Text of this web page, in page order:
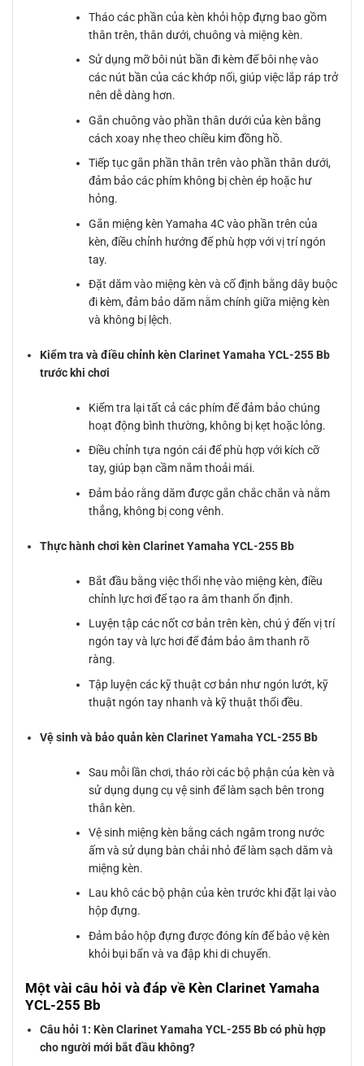
Tháo các phần của kèn khỏi hộp đựng bao gồm
thân trên, thân dưới, chuông và miệng kèn.
Sử dụng mỡ bôi nút bần đi kèm để bôi nhẹ vào
các nút bần của các khớp nối, giúp việc lắp ráp trở
nên dễ dàng hơn.
Gắn chuông vào phần thân dưới của kèn bằng
cách xoay nhẹ theo chiều kim đồng hồ.
Tiếp tục gắn phần thân trên vào phần thân dưới,
đảm bảo các phím không bị chèn ép hoặc hư
hỏng.
Gắn miệng kèn Yamaha 4C vào phần trên của
kèn, điều chỉnh hướng để phù hợp với vị trí ngón
tay.
Đặt dăm vào miệng kèn và cố định bằng dây buộc
đi kèm, đảm bảo dăm nằm chính giữa miệng kèn
và không bị lệch.
Kiểm tra và điều chỉnh kèn Clarinet Yamaha YCL-255 Bb
trước khi chơi
Kiểm tra lại tất cả các phím để đảm bảo chúng
hoạt động bình thường, không bị kẹt hoặc lỏng.
Điều chỉnh tựa ngón cái để phù hợp với kích cỡ
tay, giúp bạn cầm nắm thoải mái.
Đảm bảo rằng dăm được gắn chắc chắn và nằm
thẳng, không bị cong vênh.
Thực hành chơi kèn Clarinet Yamaha YCL-255 Bb
Bắt đầu bằng việc thổi nhẹ vào miệng kèn, điều
chỉnh lực hơi để tạo ra âm thanh ổn định.
Luyện tập các nốt cơ bản trên kèn, chú ý đến vị trí
ngón tay và lực hơi để đảm bảo âm thanh rõ
ràng.
Tập luyện các kỹ thuật cơ bản như ngón lướt, kỹ
thuật ngón tay nhanh và kỹ thuật thổi đều.
Vệ sinh và bảo quản kèn Clarinet Yamaha YCL-255 Bb
Sau mỗi lần chơi, tháo rời các bộ phận của kèn và
sử dụng dụng cụ vệ sinh để làm sạch bên trong
thân kèn.
Vệ sinh miệng kèn bằng cách ngâm trong nước
ấm và sử dụng bàn chải nhỏ để làm sạch dăm và
miệng kèn.
Lau khô các bộ phận của kèn trước khi đặt lại vào
hộp đựng.
Đảm bảo hộp đựng được đóng kín để bảo vệ kèn
khỏi bụi bẩn và va đập khi di chuyển.
Một vài câu hỏi và đáp về Kèn Clarinet Yamaha
YCL-255 Bb
Câu hỏi 1: Kèn Clarinet Yamaha YCL-255 Bb có phù hợp
cho người mới bắt đầu không?